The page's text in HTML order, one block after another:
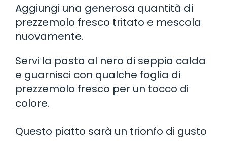
Aggiungi una generosa quantità di
prezzemolo fresco tritato e mescola
nuovamente.
Servi la pasta al nero di seppia calda
e guarnisci con qualche foglia di
prezzemolo fresco per un tocco di
colore.
Questo piatto sarà un trionfo di gusto